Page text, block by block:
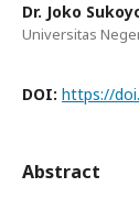
Dr. Joko
Universitas
DOI: https://
Abstract